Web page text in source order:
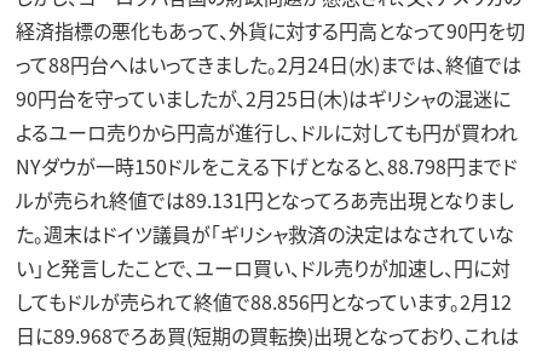
経済指標の悪化もあって、外貨に対する円高となって90円を切
って88円台へはいってきました。2月24日(水)までは、終値では
90円台を守っていましたが、2月25日(木)はギリシャの混迷に
よるユーロ売りから円高が進行し、ドルに対しても円が買われ
NYダウが一時150ドルをこえる下げとなると、88.798円までド
ルが売られ終値では89.131円となってろあ売出現となりまし
た。週末はドイツ議員が「ギリシャ救済の決定はなされていな
い」と発言したことで、ユーロ買い、ドル売りが加速し、円に対
してもドルが売られて終値で88.856円となっています。2月12
日に89.968でろあ買(短期の買転換)出現となっており、これは